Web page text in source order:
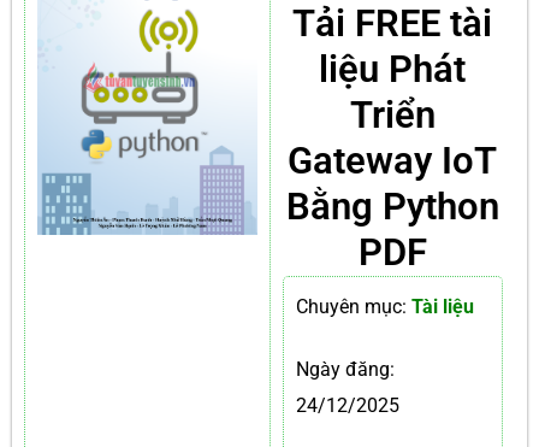
Tải FREE tài
liệu Phát
Triển
Gateway IoT
Bằng Python
PDF
Chuyên mục: Tài liệu
Ngày đăng:
24/12/2025